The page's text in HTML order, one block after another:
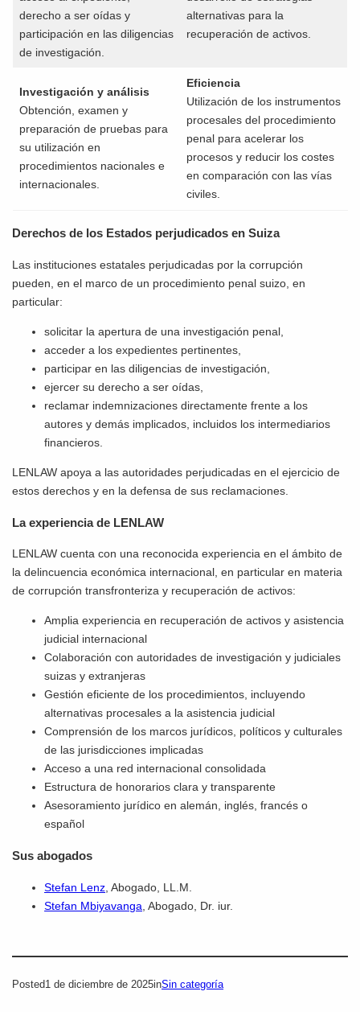
derecho a ser oídas y
participación en las diligencias
de investigación.
alternativas para la
recuperación de activos.
Investigación y análisis
Obtención, examen y
preparación de pruebas para
su utilización en
procedimientos nacionales e
internacionales.
Eficiencia
Utilización de los instrumentos
procesales del procedimiento
penal para acelerar los
procesos y reducir los costes
en comparación con las vías
civiles.
Derechos de los Estados perjudicados en Suiza
Las instituciones estatales perjudicadas por la corrupción
pueden, en el marco de un procedimiento penal suizo, en
particular:
solicitar la apertura de una investigación penal,
acceder a los expedientes pertinentes,
participar en las diligencias de investigación,
ejercer su derecho a ser oídas,
reclamar indemnizaciones directamente frente a los
autores y demás implicados, incluidos los intermediarios
financieros.
LENLAW apoya a las autoridades perjudicadas en el ejercicio de
estos derechos y en la defensa de sus reclamaciones.
La experiencia de LENLAW
LENLAW cuenta con una reconocida experiencia en el ámbito de
la delincuencia económica internacional, en particular en materia
de corrupción transfronteriza y recuperación de activos:
Amplia experiencia en recuperación de activos y asistencia
judicial internacional
Colaboración con autoridades de investigación y judiciales
suizas y extranjeras
Gestión eficiente de los procedimientos, incluyendo
alternativas procesales a la asistencia judicial
Comprensión de los marcos jurídicos, políticos y culturales
de las jurisdicciones implicadas
Acceso a una red internacional consolidada
Estructura de honorarios clara y transparente
Asesoramiento jurídico en alemán, inglés, francés o
español
Sus abogados
Stefan Lenz , Abogado, LL.M.
Stefan Mbiyavanga , Abogado, Dr. iur.
Posted1 de diciembre de 2025inSin categoría